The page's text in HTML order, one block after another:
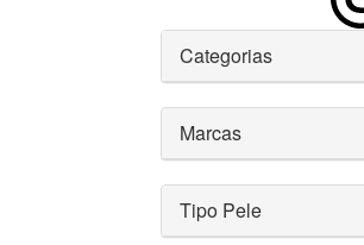
Categorias
Marcas
Tipo Pele